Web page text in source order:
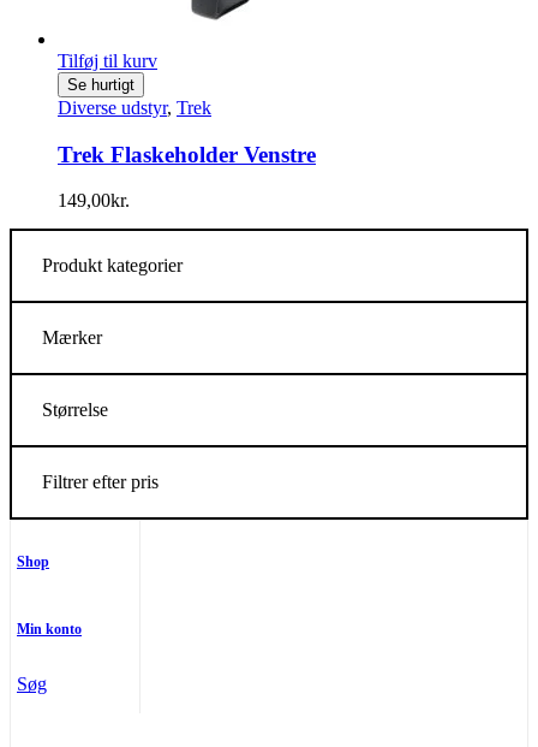
Tilføj til kurv
Se hurtigt
Diverse udstyr, Trek
Trek Flaskeholder Venstre
149,00kr.
Produkt kategorier
Mærker
Størrelse
Filtrer efter pris
Shop
Min konto
Søg